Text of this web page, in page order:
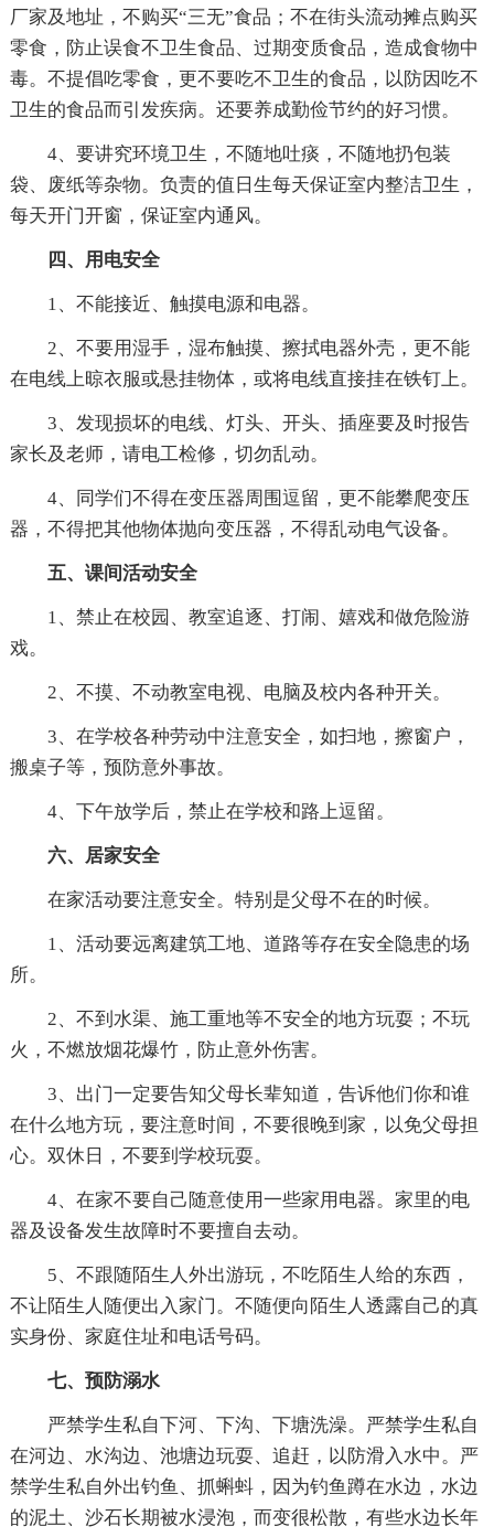
厂家及地址，不购买“三无”食品；不在街头流动摊点购买
零食，防止误食不卫生食品、过期变质食品，造成食物中
毒。不提倡吃零食，更不要吃不卫生的食品，以防因吃不
卫生的食品而引发疾病。还要养成勤俭节约的好习惯。
4、要讲究环境卫生，不随地吐痰，不随地扔包装
袋、废纸等杂物。负责的值日生每天保证室内整洁卫生，
每天开门开窗，保证室内通风。
四、用电安全
1、不能接近、触摸电源和电器。
2、不要用湿手，湿布触摸、擦拭电器外壳，更不能
在电线上晾衣服或悬挂物体，或将电线直接挂在铁钉上。
3、发现损坏的电线、灯头、开头、插座要及时报告
家长及老师，请电工检修，切勿乱动。
4、同学们不得在变压器周围逗留，更不能攀爬变压
器，不得把其他物体抛向变压器，不得乱动电气设备。
五、课间活动安全
1、禁止在校园、教室追逐、打闹、嬉戏和做危险游
戏。
2、不摸、不动教室电视、电脑及校内各种开关。
3、在学校各种劳动中注意安全，如扫地，擦窗户，
搬桌子等，预防意外事故。
4、下午放学后，禁止在学校和路上逗留。
六、居家安全
在家活动要注意安全。特别是父母不在的时候。
1、活动要远离建筑工地、道路等存在安全隐患的场
所。
2、不到水渠、施工重地等不安全的地方玩耍；不玩
火，不燃放烟花爆竹，防止意外伤害。
3、出门一定要告知父母长辈知道，告诉他们你和谁
在什么地方玩，要注意时间，不要很晚到家，以免父母担
心。双休日，不要到学校玩耍。
4、在家不要自己随意使用一些家用电器。家里的电
器及设备发生故障时不要擅自去动。
5、不跟随陌生人外出游玩，不吃陌生人给的东西，
不让陌生人随便出入家门。不随便向陌生人透露自己的真
实身份、家庭住址和电话号码。
七、预防溺水
严禁学生私自下河、下沟、下塘洗澡。严禁学生私自
在河边、水沟边、池塘边玩耍、追赶，以防滑入水中。严
禁学生私自外出钓鱼、抓蝌蚪，因为钓鱼蹲在水边，水边
的泥土、沙石长期被水浸泡，而变很松散，有些水边长年